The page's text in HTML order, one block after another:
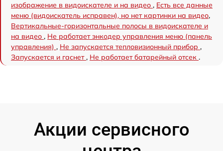
изображение в видоискателе и на видео , Есть все данные
меню (видоискатель исправен), но нет картинки на видео,
Вертикальные-горизонтальные полосы в видоискателе и
на видео , Не работает энкодер управления меню (панель
управления) , Не запускается тепловизионный прибор ,
Запускается и гаснет, Не работает батарейный отсек .
Акции сервисного